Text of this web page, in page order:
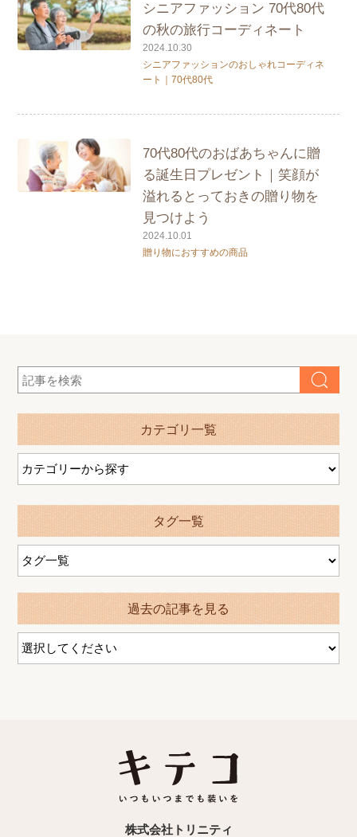
シニアファッション 70代80代
の秋の旅行コーディネート
2024.10.30
シニアファッションのおしゃれコーディネ
ート｜70代80代
70代80代のおばあちゃんに贈
る誕生日プレゼント｜笑顔が
溢れるとっておきの贈り物を
見つけよう
2024.10.01
贈り物におすすめの商品
カテゴリ一覧
タグ一覧
過去の記事を見る
株式会社トリニティ